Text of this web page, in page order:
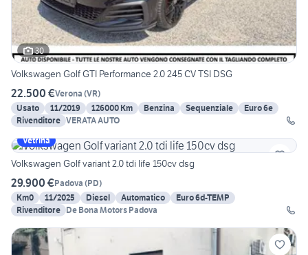
30
Volkswagen Golf GTI Performance 2.0 245 CV TSI DSG
22.500 €Verona (VR)
Usato
11/2019 126000 Km Benzina Sequenziale
Euro 6e
Rivenditore VERATA AUTO
Vetrina
Volkswagen Golf variant 2.0 tdi life 150cv dsg
29.900 €Padova (PD)
Km0
11/2025 Diesel Automatico
Euro 6d-TEMP
Rivenditore De Bona Motors Padova